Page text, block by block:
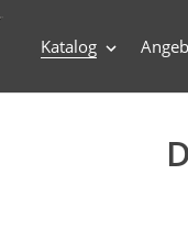
Katalog
S